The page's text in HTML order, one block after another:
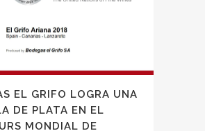
EL GRIFO LOGRA UNA
DE PLATA EN EL
MONDIAL DE